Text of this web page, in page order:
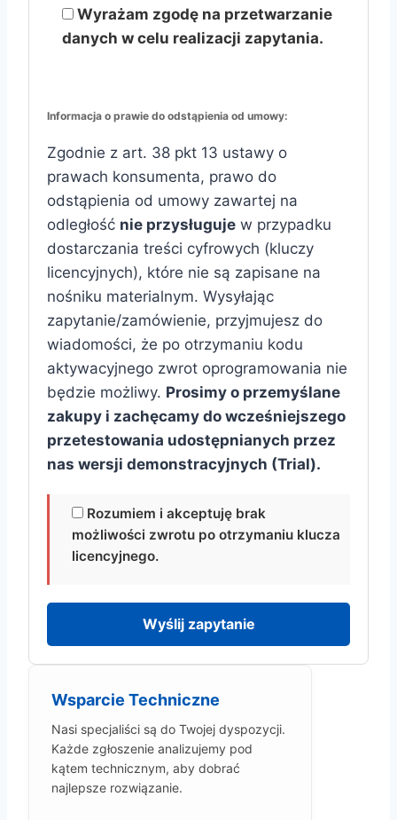
Wyrażam zgodę na przetwarzanie
danych w celu realizacji zapytania.
Informacja o prawie do odstąpienia od umowy:
Zgodnie z art. 38 pkt 13 ustawy o
prawach konsumenta, prawo do
odstąpienia od umowy zawartej na
odległość nie przysługuje w przypadku
dostarczania treści cyfrowych (kluczy
licencyjnych), które nie są zapisane na
nośniku materialnym. Wysyłając
zapytanie/zamówienie, przyjmujesz do
wiadomości, że po otrzymaniu kodu
aktywacyjnego zwrot oprogramowania nie
będzie możliwy. Prosimy o przemyślane
zakupy i zachęcamy do wcześniejszego
przetestowania udostępnianych przez
nas wersji demonstracyjnych (Trial).
Rozumiem i akceptuję brak
możliwości zwrotu po otrzymaniu klucza
licencyjnego.
Wsparcie Techniczne
Nasi specjaliści są do Twojej dyspozycji.
Każde zgłoszenie analizujemy pod
kątem technicznym, aby dobrać
najlepsze rozwiązanie.